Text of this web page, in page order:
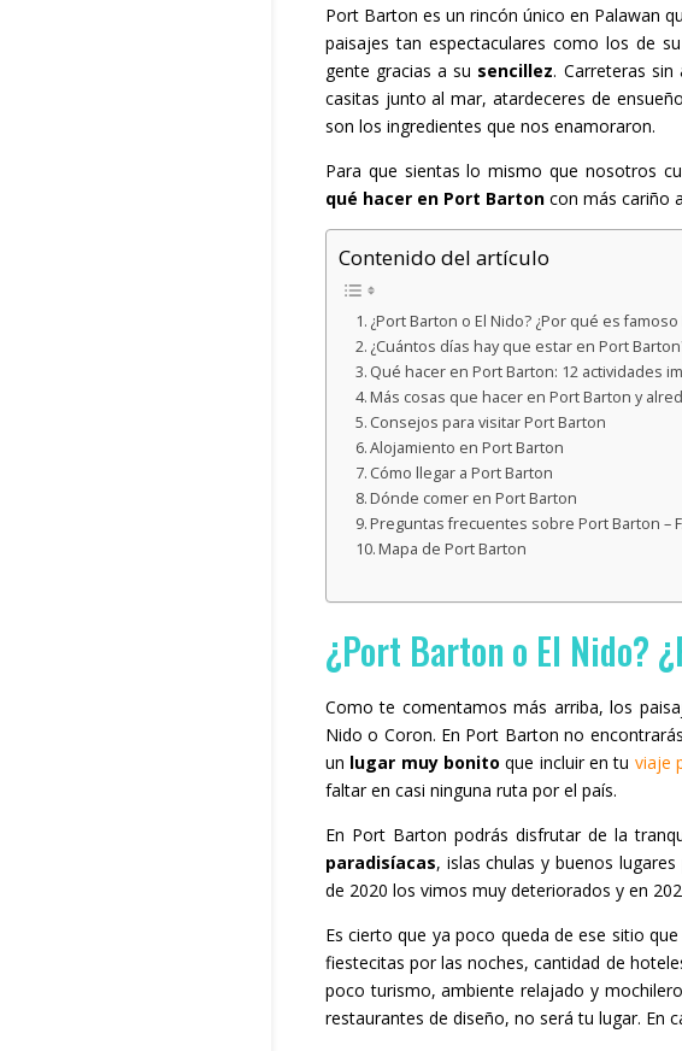
Port Barton es un rincón único en Palawan
paisajes tan espectaculares como los de
gente gracias a su sencillez. Carreteras
casitas junto al mar, atardeceres de
son los ingredientes que nos enamoraron.
Para que sientas lo mismo que nosotros
qué hacer en Port Bartoncon más cariño
Contenido del artículo
¿Port Barton o El Nido? ¿Por qué es
¿Cuántos días hay que estar en Port
Qué hacer en Port Barton: 12 actividades
Más cosas que hacer en Port Barton y
Consejos para visitar Port Barton
Alojamiento en Port Barton
Cómo llegar a Port Barton
Dónde comer en Port Barton
Preguntas frecuentes sobre Port Barton –
Mapa de Port Barton
¿Port Barton o El Nido?
Como te comentamos más arriba, los
Nido o Coron. En Port Barton no
un lugar muy bonito que incluir en tu viaje
faltar en casi ninguna ruta por el país.
En Port Barton podrás disfrutar de la
paradisíacas, islas chulas y buenos
de 2020 los vimos muy deteriorados y en
Es cierto que ya poco queda de ese sitio
fiestecitas por las noches, cantidad de
poco turismo, ambiente relajado y
restaurantes de diseño, no será tu lugar. En